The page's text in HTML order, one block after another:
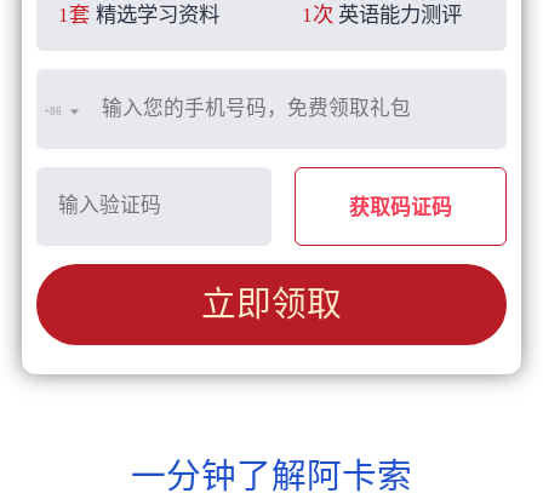
1套 精选学习资料 1次 英语能力测评
+86
获取码证码
立即领取
一分钟了解阿卡索